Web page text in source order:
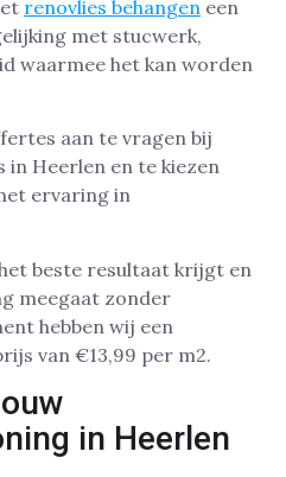
renovlies behangen een
met stucwerk,
waarmee het kan worden
aan te vragen bij
in Heerlen en te kiezen
ervaring in
beste resultaat krijgt en
meegaat zonder
hebben wij een
van €13,99 per m2.
in Heerlen